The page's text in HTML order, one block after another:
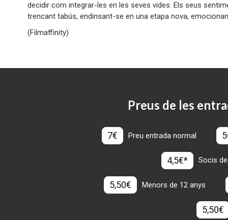
decidir com integrar-les en les seves vides. Els seus
trencant tabús, endinsant-se en una etapa nova,
(Filmaffinity)
Preus de les
7€ Preu entrada normal
4,5€* Socis
5,50€ Menors de 12 anys
5,50€